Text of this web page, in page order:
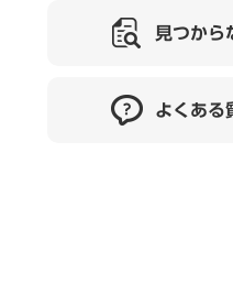
見つから
よくある